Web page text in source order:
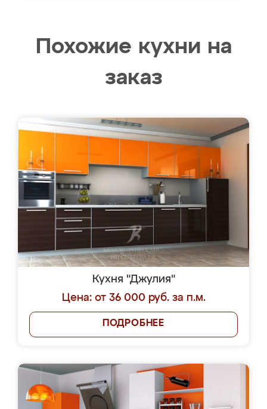
Похожие кухни на
заказ
Кухня "Джулия"
Цена: от 36 000 руб. за п.м.
ПОДРОБНЕЕ